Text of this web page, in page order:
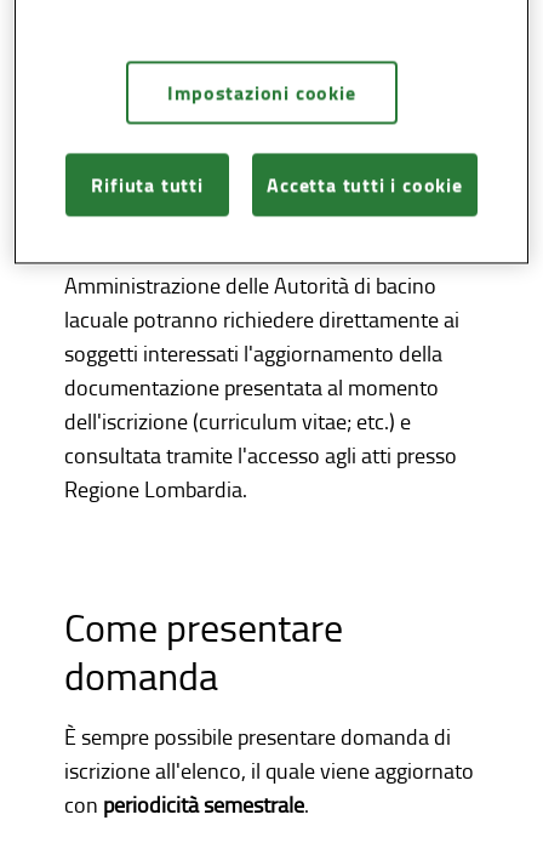
Il provvedimento di aggiornamento
semestrale sarà pubblicato sul B.U.R.L. e sul
sito internet regionale
www.regione.lombardia.it)
Amministrazione delle Autorità di bacino
lacuale potranno richiedere direttamente ai
soggetti interessati l'aggiornamento della
documentazione presentata al momento
dell'iscrizione (curriculum vitae; etc.) e
consultata tramite l'accesso agli atti presso
Regione Lombardia.
Come presentare
domanda
È sempre possibile presentare domanda di
iscrizione all'elenco, il quale viene aggiornato
con periodicità semestrale.
Impostazioni cookie
Rifiuta tutti Accetta tutti i cookie